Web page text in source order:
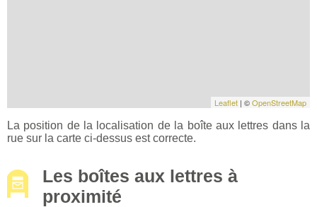
Leaflet | ©OpenStreetMap
La position de la localisation de la boîte aux lettres dans la
rue sur la carte ci-dessus est correcte.
Les boîtes aux lettres à
proximité